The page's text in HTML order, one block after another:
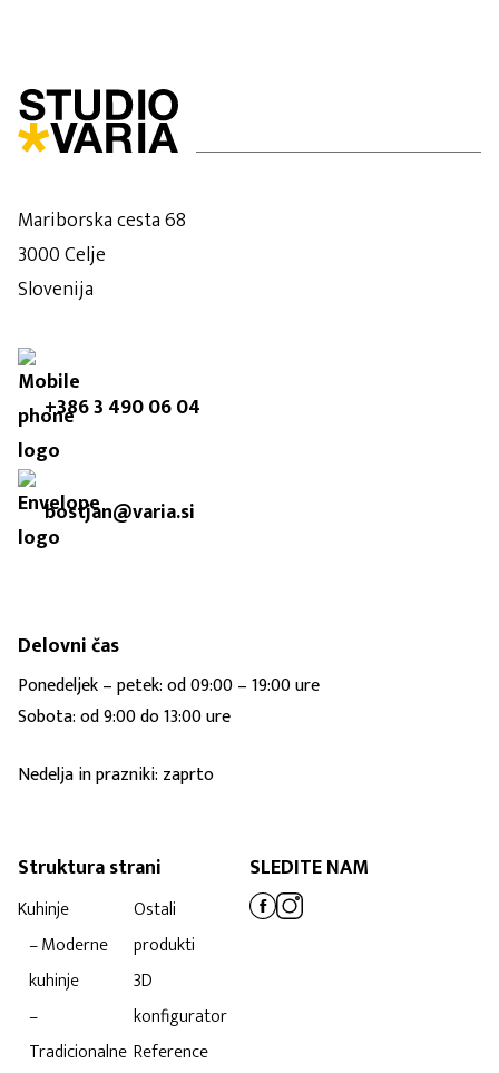
Mariborska cesta 68
3000 Celje
Slovenija
+386 3 490 06 04
bostjan@varia.si
Delovni čas
Ponedeljek – petek: od 09:00 – 19:00 ure
Sobota: od 9:00 do 13:00 ure
Nedelja in prazniki: zaprto
Struktura strani
Kuhinje
– Moderne
kuhinje
–
Tradicionalne
Ostali
produkti
3D
konfigurator
Reference
SLEDITE NAM